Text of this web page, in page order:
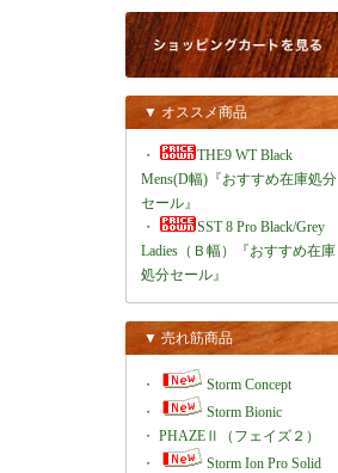
▼ オススメ商品
・
THE9 WT Black
Mens(D幅)『おすすめ在庫処分
セール』
・
SST 8 Pro Black/Grey
Ladies（Ｂ幅）『おすすめ在庫
処分セール』
▼ 売れ筋商品
・
Storm Concept
・
Storm Bionic
・ PHAZEⅡ（フェイズ２）
・
Storm Ion Pro Solid